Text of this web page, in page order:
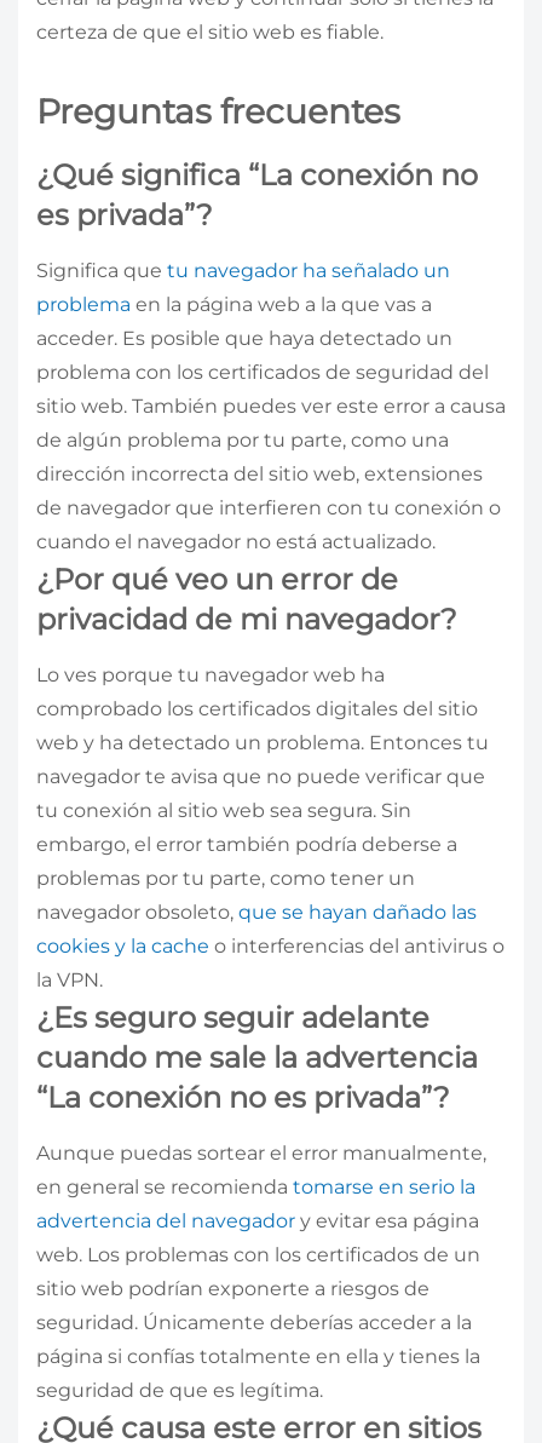
certeza de que el sitio web es fiable.
Preguntas frecuentes
¿Qué significa “La conexión no
es privada”?
Significa que tu navegador ha señalado un
problema en la página web a la que vas a
acceder. Es posible que haya detectado un
problema con los certificados de seguridad del
sitio web. También puedes ver este error a causa
de algún problema por tu parte, como una
dirección incorrecta del sitio web, extensiones
de navegador que interfieren con tu conexión o
cuando el navegador no está actualizado.
¿Por qué veo un error de
privacidad de mi navegador?
Lo ves porque tu navegador web ha
comprobado los certificados digitales del sitio
web y ha detectado un problema. Entonces tu
navegador te avisa que no puede verificar que
tu conexión al sitio web sea segura. Sin
embargo, el error también podría deberse a
problemas por tu parte, como tener un
navegador obsoleto, que se hayan dañado las
cookies y la cache o interferencias del antivirus o
la VPN.
¿Es seguro seguir adelante
cuando me sale la advertencia
“La conexión no es privada”?
Aunque puedas sortear el error manualmente,
en general se recomienda tomarse en serio la
advertencia del navegador y evitar esa página
web. Los problemas con los certificados de un
sitio web podrían exponerte a riesgos de
seguridad. Únicamente deberías acceder a la
página si confías totalmente en ella y tienes la
seguridad de que es legítima.
¿Qué causa este error en sitios